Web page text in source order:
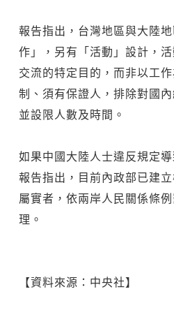
報告指出，台灣地區與大陸
作」，另有「活動」設計，
交流的特定目的，而非以工
制、須有保證人，排除對國
並設限人數及時間。
如果中國大陸人士違反規定
報告指出，目前內政部已建
屬實者，依兩岸人民關係條
理。
【資料來源：中央社】